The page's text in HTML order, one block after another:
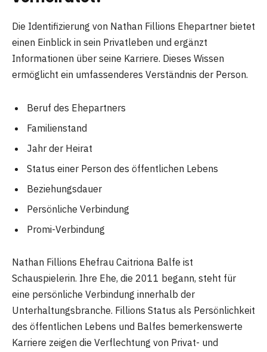
Die Identifizierung von Nathan Fillions Ehepartner bietet
einen Einblick in sein Privatleben und ergänzt
Informationen über seine Karriere. Dieses Wissen
ermöglicht ein umfassenderes Verständnis der Person.
Beruf des Ehepartners
Familienstand
Jahr der Heirat
Status einer Person des öffentlichen Lebens
Beziehungsdauer
Persönliche Verbindung
Promi-Verbindung
Nathan Fillions Ehefrau Caitriona Balfe ist
Schauspielerin. Ihre Ehe, die 2011 begann, steht für
eine persönliche Verbindung innerhalb der
Unterhaltungsbranche. Fillions Status als Persönlichkeit
des öffentlichen Lebens und Balfes bemerkenswerte
Karriere zeigen die Verflechtung von Privat- und